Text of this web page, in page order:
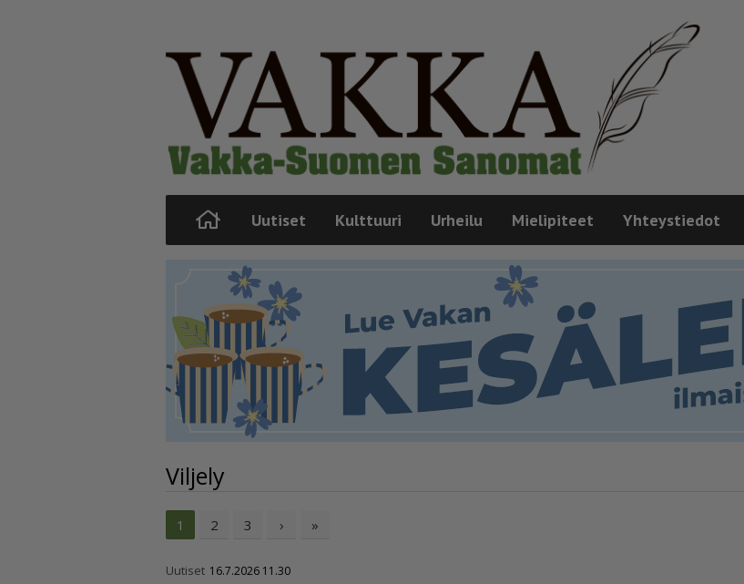
Uutiset Kulttuuri Urheilu Mielipiteet Yhteystiedot
Viljely
1 2 3 › »
Uutiset 16.7.2026 11.30